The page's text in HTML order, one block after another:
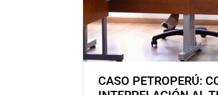
CASO PETROPERÚ: